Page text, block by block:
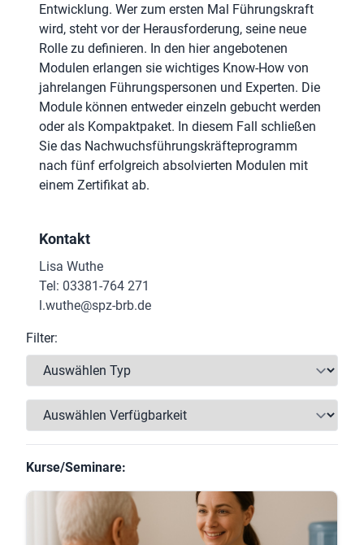
Entwicklung. Wer zum ersten Mal Führungskraft
wird, steht vor der Herausforderung, seine neue
Rolle zu definieren. In den hier angebotenen
Modulen erlangen sie wichtiges Know-How von
jahrelangen Führungspersonen und Experten. Die
Module können entweder einzeln gebucht werden
oder als Kompaktpaket. In diesem Fall schließen
Sie das Nachwuchsführungskräfteprogramm
nach fünf erfolgreich absolvierten Modulen mit
einem Zertifikat ab.
Kontakt
Lisa Wuthe
Tel: 03381-764 271
l.wuthe@spz-brb.de
Filter:
Kurse/Seminare: